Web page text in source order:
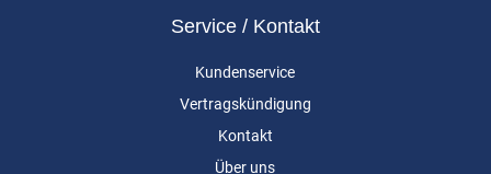
Service / Kontakt
Kundenservice
Vertragskündigung
Kontakt
Über uns